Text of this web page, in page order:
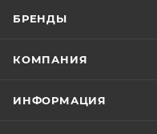
БРЕНДЫ
КОМПАНИЯ
ИНФОРМАЦИЯ